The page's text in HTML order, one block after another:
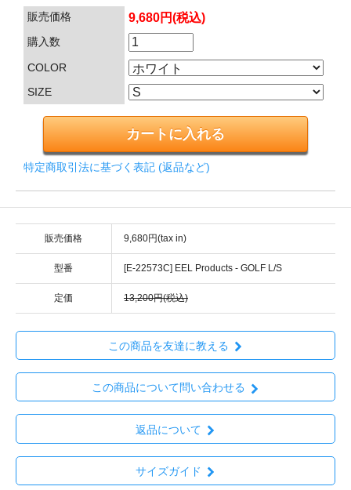
販売価格 9,680円(税込)
購入数
COLOR
SIZE
特定商取引法に基づく表記 (返品など)
販売価格 9,680円(tax in)
型番 [E-22573C] EEL Products - GOLF L/S
定価 13,200円(税込)
この商品を友達に教える
この商品について問い合わせる
返品について
サイズガイド